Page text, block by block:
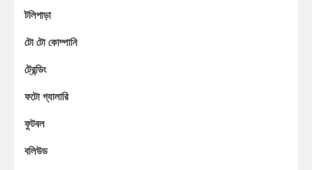
টলিপাড়া
টো টো কোম্পানি
ট্রেন্ডিং
ফটো গ্যালারি
ফুটবল
বলিউড